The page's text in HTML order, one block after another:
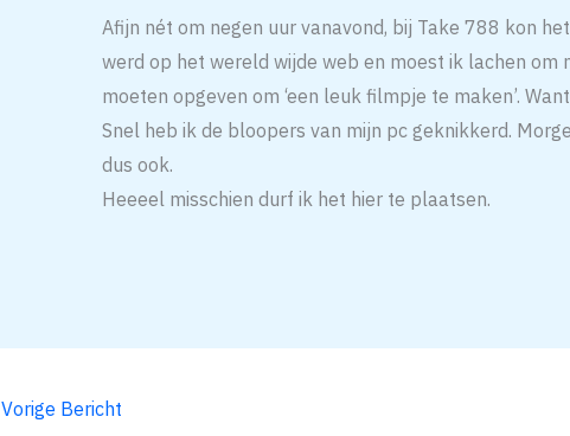
Afijn nét om negen uur vanavond, bij Take 788 kon
werd op het wereld wijde web en moest ik lachen
moeten opgeven om ‘een leuk filmpje te maken’.
Snel heb ik de bloopers van mijn pc geknikkerd.
dus ook.
Heeeel misschien durf ik het hier te plaatsen.
Vorige Bericht